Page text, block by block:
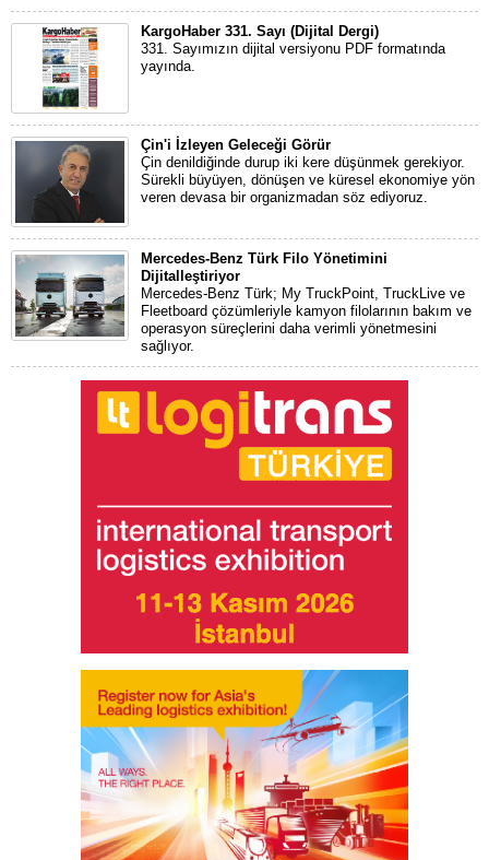
KargoHaber 331. Sayı (Dijital Dergi)
331. Sayımızın dijital versiyonu PDF formatında
yayında.
Çin'i İzleyen Geleceği Görür
Çin denildiğinde durup iki kere düşünmek gerekiyor.
Sürekli büyüyen, dönüşen ve küresel ekonomiye yön
veren devasa bir organizmadan söz ediyoruz.
Mercedes-Benz Türk Filo Yönetimini
Dijitalleştiriyor
Mercedes-Benz Türk; My TruckPoint, TruckLive ve
Fleetboard çözümleriyle kamyon filolarının bakım ve
operasyon süreçlerini daha verimli yönetmesini
sağlıyor.